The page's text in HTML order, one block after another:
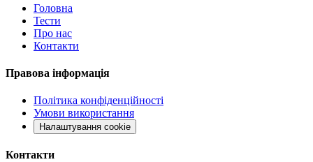
Головна
Тести
Про нас
Контакти
Правова інформація
Політика конфіденційності
Умови використання
Налаштування cookie
Контакти